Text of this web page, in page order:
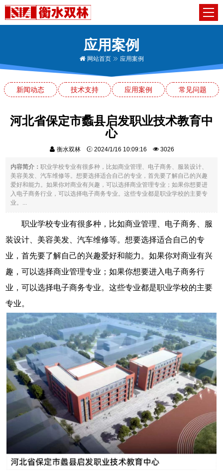
应用案例
网站首页 应用案例
新闻动态 技术支持 应用案例 常见问题
河北省保定市蠡县启发职业技术教育中
心
衡水双林 2024/1/16 10:09:16 3026
内容简介：职业学校专业有很多种，比如商业管理、电子商务、服装设计、
美容美发、汽车维修等。想要选择适合自己的专业，首先要了解自己的兴趣
爱好和能力。如果你对商业有兴趣，可以选择商业管理专业；如果你想要进
入电子商务行业，可以选择电子商务专业。这些专业都是职业学校的主要专
业。...
职业学校专业有很多种，比如商业管理、电子商务、服
装设计、美容美发、汽车维修等。想要选择适合自己的专
业，首先要了解自己的兴趣爱好和能力。如果你对商业有兴
趣，可以选择商业管理专业；如果你想要进入电子商务行
业，可以选择电子商务专业。这些专业都是职业学校的主要
专业。